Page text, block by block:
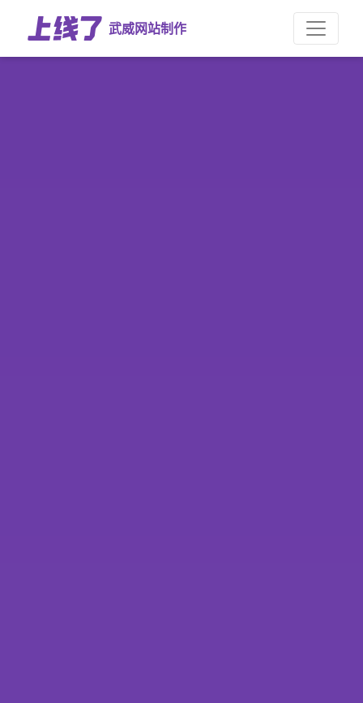
武威网站制作